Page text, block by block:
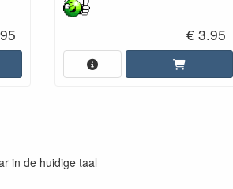
€ 3.95
in de huidige taal